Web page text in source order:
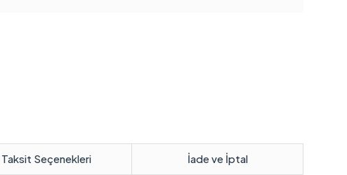
Taksit Seçenekleri İade ve İptal